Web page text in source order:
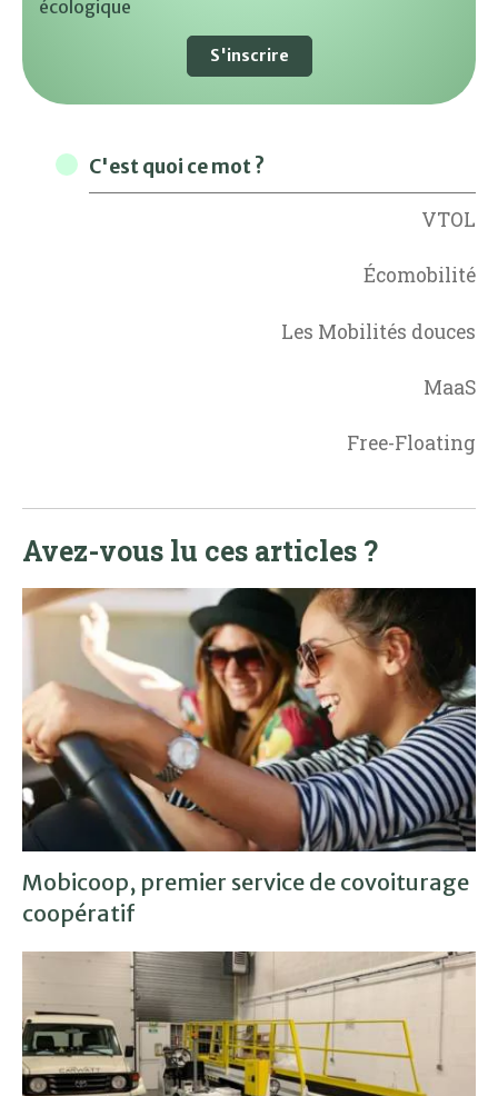
écologique
S'inscrire
C'est quoi ce mot ?
VTOL
Écomobilité
Les Mobilités douces
MaaS
Free-Floating
Avez-vous lu ces articles ?
Mobicoop, premier service de covoiturage
coopératif